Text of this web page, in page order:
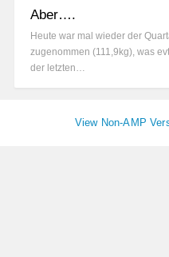
Aber….
Heute war mal wieder der
zugenommen (111,9kg), was
der letzten…
View Non-AMP